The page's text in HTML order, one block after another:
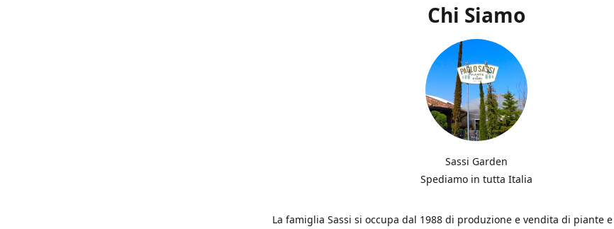
Chi Siamo
Sassi Garden
Spediamo in tutta Italia
La famiglia Sassi si occupa dal 1988 di produzione e vendita di piante